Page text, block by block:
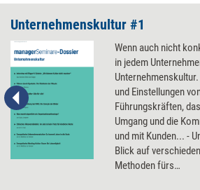
Unternehmenskultur #1
Wenn auch nicht
in jedem
und Einstellungen
Führungskräften,
Umgang und die
und mit Kunden... -
Blick auf
Methoden fürs